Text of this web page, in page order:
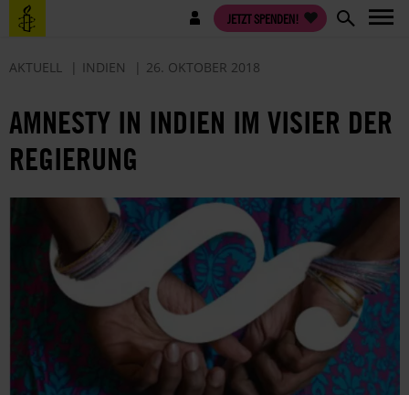
Direkt
zum
Benutzermenü JETZT SPENDEN!
AKTUELL INDIEN 26. OKTOBER 2018
AMNESTY IN INDIEN IM VISIER DER
REGIERUNG